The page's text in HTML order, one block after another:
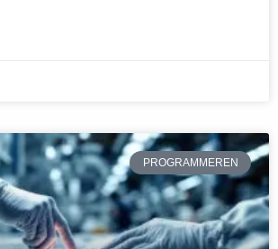
PROGRAMMEREN